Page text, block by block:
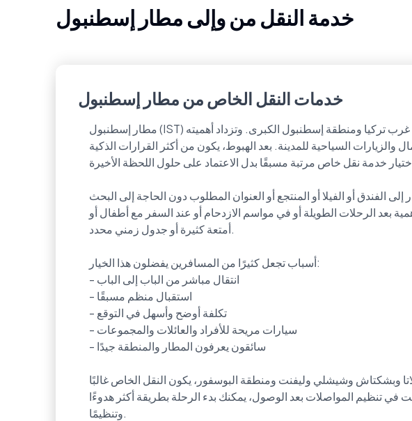
خدمة النقل من وإلى مطار إسطنبول
خدمات النقل الخاص من مطار إسطنبول
مطار إسطنبول (IST) يُعد نقطة وصول مهمة للمسافرين المتجهين إلى شمال غرب تركيا ومنطقة إسطنبول الكبرى. وتزداد أهميته
السياحية للمدينة. بعد الهبوط، يكون من أكثر القرارات الذكية
خدمة نقل خاص مرتبة مسبقًا بدل الاعتماد على حلول اللحظة الأخيرة.
الفندق أو الفيلا أو المنتجع أو العنوان المطلوب دون الحاجة إلى البحث
بعد الرحلات الطويلة أو في مواسم الازدحام أو عند السفر مع أطفال أو
أمتعة كثيرة أو جدول زمني محدد.
أسباب تجعل كثيرًا من المسافرين يفضلون هذا الخيار:
- انتقال مباشر من الباب إلى الباب
- استقبال منظم مسبقًا
- تكلفة أوضح وأسهل في التوقع
- سيارات مريحة للأفراد والعائلات والمجموعات
- سائقون يعرفون المطار والمنطقة جيدًا
وبشكتاش وشيشلي وليفنت ومنطقة البوسفور، يكون النقل الخاص غالبًا
في تنظيم المواصلات بعد الوصول، يمكنك بدء الرحلة بطريقة أكثر هدوءًا
وتنظيمًا.